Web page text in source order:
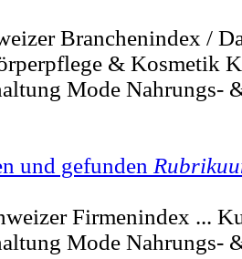
Branchenindex /
& Kosmetik
Mode Nahrungs-
und gefunden
Firmenindex ...
Mode Nahrungs-